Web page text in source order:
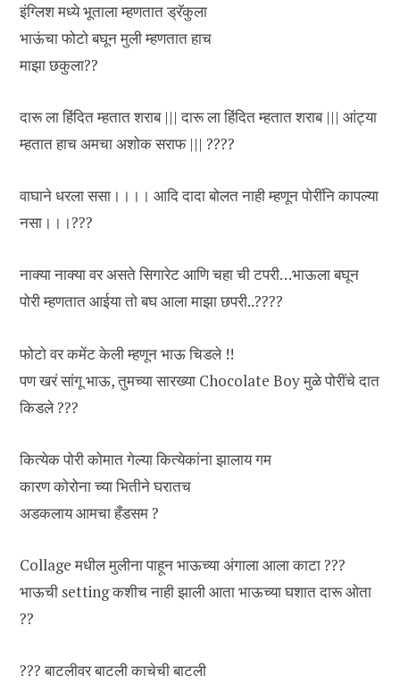
इंग्लिश मध्ये भूताला म्हणतात ड्रॅकुला
भाऊंचा फोटो बघून मुली म्हणतात हाच
माझा छकुला??
दारू ला हिंदित म्हतात शराब ||| दारू ला हिंदित म्हतात शराब ||| आंट्या
म्हतात हाच अमचा अशोक सराफ ||| ????
वाघाने धरला ससा।।।। आदि दादा बोलत नाही म्हणून पोरींनि कापल्या
नसा।।।???
नाक्या नाक्या वर असते सिगारेट आणि चहा ची टपरी…भाऊला बघून
पोरी म्हणतात आईया तो बघ आला माझा छपरी..????
फोटो वर कमेंट केली म्हणून भाऊ चिडले !!
पण खरं सांगू भाऊ, तुमच्या सारख्या Chocolate Boy मुळे पोरींचे दात
किडले ???
कित्येक पोरी कोमात गेल्या कित्येकांना झालाय गम
कारण कोरोना च्या भितीने घरातच
अडकलाय आमचा हँडसम ?
Collage मधील मुलीना पाहून भाऊच्या अंगाला आला काटा ???
भाऊची setting कशीच नाही झाली आता भाऊच्या घशात दारू ओता
??
??? बाटलीवर बाटली काचेची बाटली